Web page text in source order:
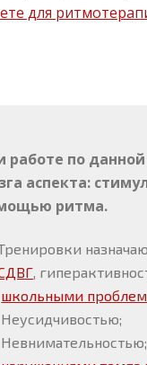
для
работе по
аспекта:
ритма.
,
школьными
Неусидчивостью;
Невнимательностью;